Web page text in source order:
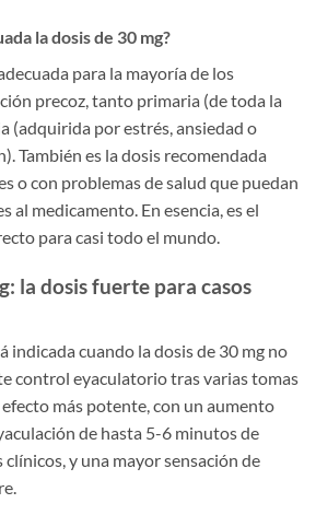
la dosis de 30 mg?
para la mayoría de los
precoz, tanto primaria (de toda la
(adquirida por estrés, ansiedad o
También es la dosis recomendada
o con problemas de salud que puedan
al medicamento. En esencia, es el
para casi todo el mundo.
la dosis fuerte para casos
indicada cuando la dosis de 30 mg no
control eyaculatorio tras varias tomas
más potente, con un aumento
de hasta 5-6 minutos de
y una mayor sensación de